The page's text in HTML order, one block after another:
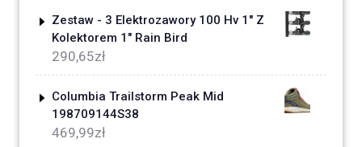
Zestaw - 3 Elektrozawory 100 Hv 1" Z
Kolektorem 1" Rain Bird
290,65zł
Columbia Trailstorm Peak Mid
198709144S38
469,99zł